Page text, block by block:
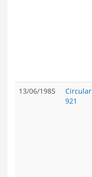
13/06/1985
Circular
921